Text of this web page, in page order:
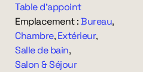
Table d'appoint
Emplacement :Bureau,
Chambre, Extérieur,
Salle de bain,
Salon & Séjour